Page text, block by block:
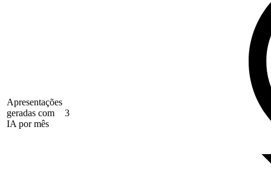
Apresentações
geradas com
IA por mês
3